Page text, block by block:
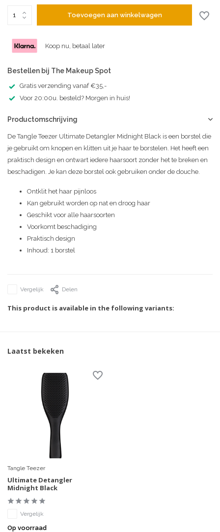
Toevoegen aan winkelwagen
Koop nu, betaal later
Bestellen bij The Makeup Spot
Gratis verzending vanaf €35,-
Voor 20:00u. besteld? Morgen in huis!
Productomschrijving
De Tangle Teezer Ultimate Detangler Midnight Black is een borstel die
je gebruikt om knopen en klitten uit je haar te borstelen. Het heeft een
praktisch design en ontwart iedere haarsoort zonder het te breken en
beschadigen. Je kan deze borstel ook gebruiken onder de douche.
Ontklit het haar pijnloos
Kan gebruikt worden op nat en droog haar
Geschikt voor alle haarsoorten
Voorkomt beschadiging
Praktisch design
Inhoud: 1 borstel
Vergelijk Delen
This product is available in the following variants:
Laatst bekeken
Tangle Teezer
Ultimate Detangler
Midnight Black
Vergelijk
Op voorraad